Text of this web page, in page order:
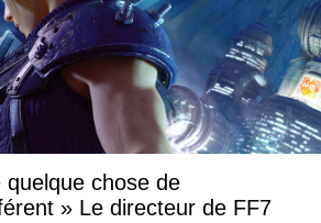
chose de
» Le directeur de FF7